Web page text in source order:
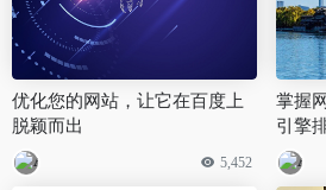
优化您的网站，让它在百度上
脱颖而出
5,452
掌握
引擎